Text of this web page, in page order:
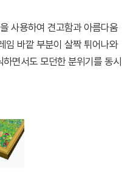
사용하여 견고함과 아름다움
임 바깥 부분이 살짝 튀어나와
면서도 모던한 분위기를 동시